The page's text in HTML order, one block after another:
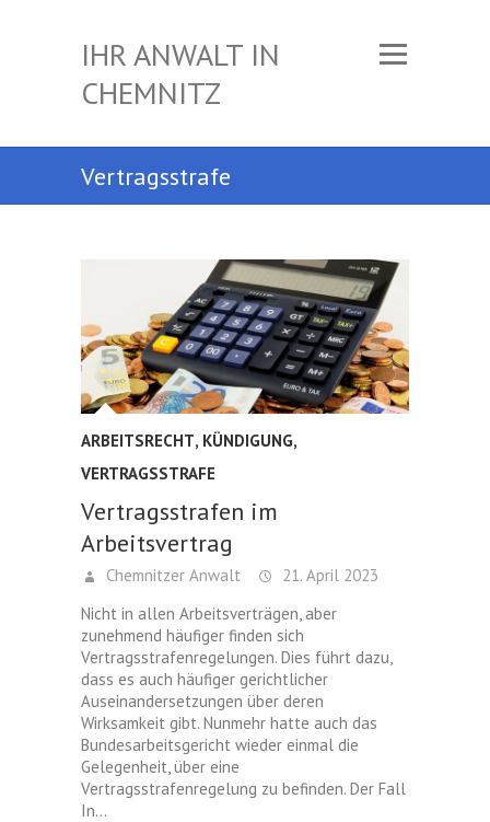
IHR ANWALT IN
CHEMNITZ
Vertragsstrafe
ARBEITSRECHT, KÜNDIGUNG,
VERTRAGSSTRAFE
Vertragsstrafen im
Arbeitsvertrag
Chemnitzer Anwalt
21. April 2023
Nicht in allen Arbeitsverträgen, aber
zunehmend häufiger finden sich
Vertragsstrafenregelungen. Dies führt dazu,
dass es auch häufiger gerichtlicher
Auseinandersetzungen über deren
Wirksamkeit gibt. Nunmehr hatte auch das
Bundesarbeitsgericht wieder einmal die
Gelegenheit, über eine
Vertragsstrafenregelung zu befinden. Der Fall
In…